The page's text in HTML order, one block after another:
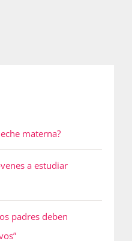
materna?
a estudiar
padres deben